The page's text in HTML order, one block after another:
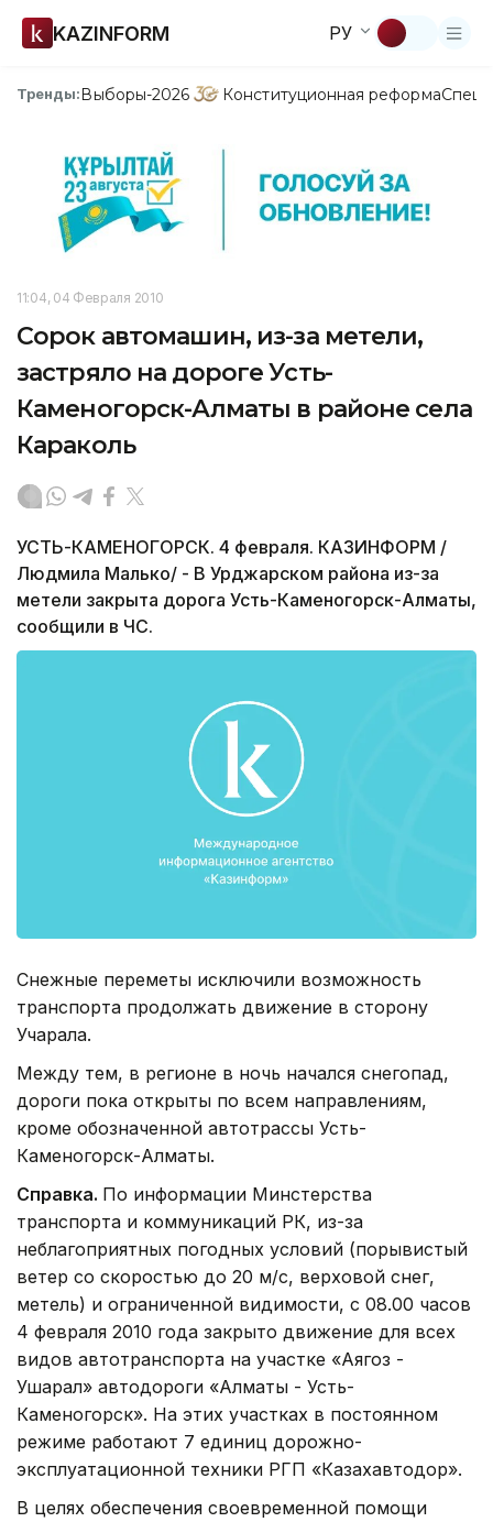
KAZINFORM РУ
Тренды:Выборы-2026 Конституционная реформа
11:04, 04 Февраля 2010
Сорок автомашин, из-за метели,
застряло на дороге Усть-
Каменогорск-Алматы в районе села
Караколь
УСТЬ-КАМЕНОГОРСК. 4 февраля. КАЗИНФОРМ /
Людмила Малько/ - В Урджарском района из-за
метели закрыта дорога Усть-Каменогорск-Алматы,
сообщили в ЧС.
Снежные переметы исключили возможность
транспорта продолжать движение в сторону
Учарала.
Между тем, в регионе в ночь начался снегопад,
дороги пока открыты по всем направлениям,
кроме обозначенной автотрассы Усть-
Каменогорск-Алматы.
Справка. По информации Минстерства
транспорта и коммуникаций РК, из-за
неблагоприятных погодных условий (порывистый
ветер со скоростью до 20 м/с, верховой снег,
метель) и ограниченной видимости, с 08.00 часов
4 февраля 2010 года закрыто движение для всех
видов автотранспорта на участке «Аягоз -
Ушарал» автодороги «Алматы - Усть-
Каменогорск». На этих участках в постоянном
режиме работают 7 единиц дорожно-
эксплуатационной техники РГП «Казахавтодор».
В целях обеспечения своевременной помощи